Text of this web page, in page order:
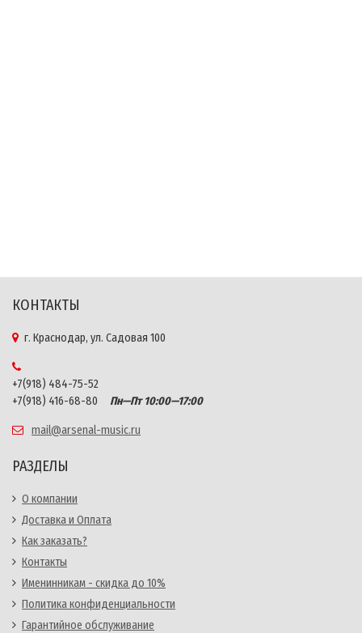
КОНТАКТЫ
г. Краснодар, ул. Садовая 100
+7(918) 484-75-52
+7(918) 416-68-80
Пн—Пт 10:00—17:00
mail@arsenal-music.ru
РАЗДЕЛЫ
О компании
Доставка и Оплата
Как заказать?
Контакты
Именинникам - скидка до 10%
Политика конфиденциальности
Гарантийное обслуживание